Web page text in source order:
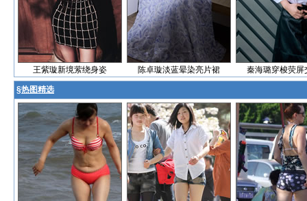
王紫璇新境萦绕身姿 陈卓璇淡蓝晕染亮片裙 秦海璐穿梭荧屏
§热图精选